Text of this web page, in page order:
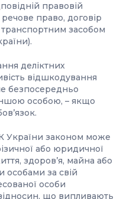
правовій
речове право, договір
засобом
деліктних
відшкодування
безпосередньо
особою, – якщо
України законом може
або юридичної
здоров’я, майна або
особами за свій
особи
що випливають